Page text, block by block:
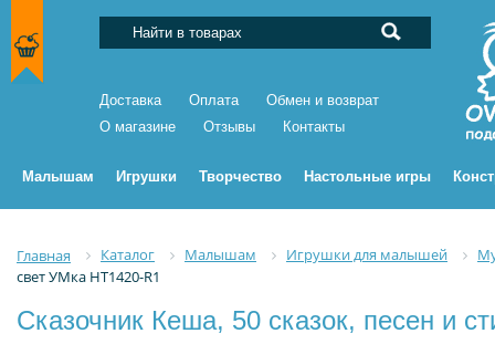
Доставка Оплата
Обмен и возврат
О магазине
Отзывы Контакты
Малышам Игрушки Творчество Настольные игры
Главная Каталог Малышам Игрушки для малышей
свет УМка HT1420-R1
Сказочник Кеша, 50 сказок, песен и